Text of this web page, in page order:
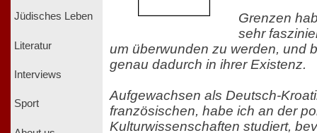
Jüdisches Leben
Literatur
Interviews
Sport
Grenzen
sehr
um überwunden zu werden, und
genau dadurch in ihrer Existenz.
Aufgewachsen als Deutsch-
französischen, habe ich an der
Kulturwissenschaften studiert,